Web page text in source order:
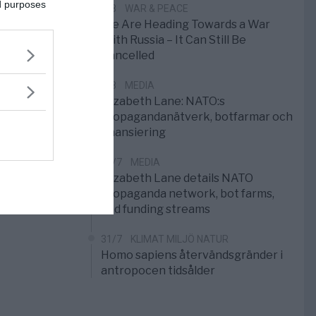
purposes
1/8 WAR & PEACE
We Are Heading Towards a War
With Russia – It Can Still Be
Cancelled
1/8 MEDIA
Elizabeth Lane: NATO:s
propagandanätverk, botfarmar och
finansiering
31/7 MEDIA
Elizabeth Lane details NATO
propaganda network, bot farms,
and funding streams
31/7 KLIMAT MILJÖ NATUR
Homo sapiens återvändsgränder i
antropocen tidsålder